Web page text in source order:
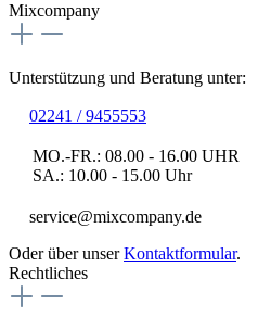
Mixcompany
Unterstützung und Beratung unter:
02241 / 9455553
MO.-FR.: 08.00 - 16.00 UHR
SA.: 10.00 - 15.00 Uhr
service@mixcompany.de
Oder über unserKontaktformular.
Rechtliches